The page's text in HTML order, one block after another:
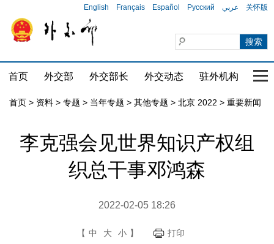
English Français Español Русский عربي 关怀版
首页 外交部 外交部长 外交动态 驻外机构 国
首页 > 资料 > 专题 > 当年专题 > 其他专题 > 北京 2022 > 重要新闻
李克强会见世界知识产权组
织总干事邓鸿森
2022-02-05 18:26
【 中 大 小 】 打印